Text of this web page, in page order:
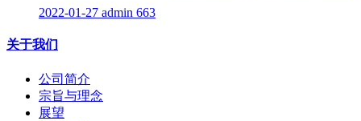
2022-01-27 admin 663
关于我们
公司简介
宗旨与理念
展望